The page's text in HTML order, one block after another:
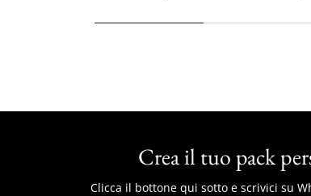
Crea il tuo pack
Clicca il bottone qui sotto e scrivici su